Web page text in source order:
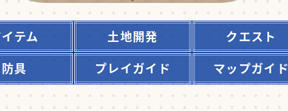
テム 土地開発 クエスト
防具
プレイガイド マップガイド